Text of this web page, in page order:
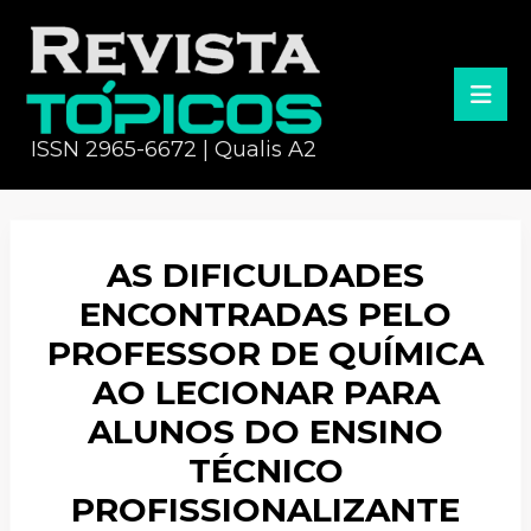
ISSN 2965-6672 | Qualis A2
AS DIFICULDADES
ENCONTRADAS PELO
PROFESSOR DE QUÍMICA
AO LECIONAR PARA
ALUNOS DO ENSINO
TÉCNICO
PROFISSIONALIZANTE